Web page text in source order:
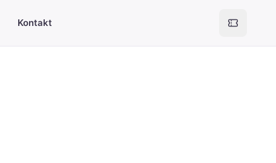
Kontakt